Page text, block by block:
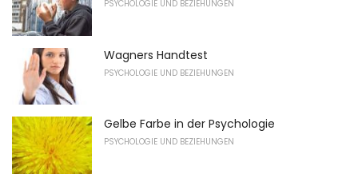
PSYCHOLOGIE UND BEZIEHUNGEN
Wagners Handtest
PSYCHOLOGIE UND BEZIEHUNGEN
Gelbe Farbe in der Psychologie
PSYCHOLOGIE UND BEZIEHUNGEN